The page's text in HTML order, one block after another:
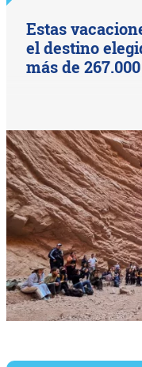
Estas
el destino
más de